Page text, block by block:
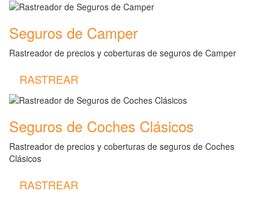
Seguros de Camper
Rastreador de precios y coberturas de seguros de Camper
RASTREAR
Seguros de Coches Clásicos
Rastreador de precios y coberturas de seguros de Coches
Clásicos
RASTREAR